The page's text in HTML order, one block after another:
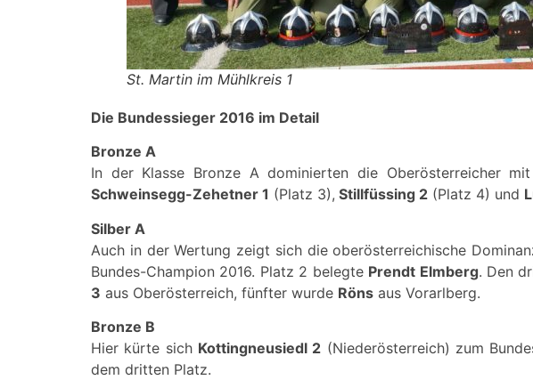
St. Martin im Mühlkreis 1
Die Bundessieger 2016 im Detail
Bronze A
In der Klasse Bronze A dominierten die Oberösterreicher
Schweinsegg-Zehetner 1 (Platz 3), Stillfüssing 2 (Platz 4) und
Silber A
Auch in der Wertung zeigt sich die oberösterreichische
Bundes-Champion 2016. Platz 2 belegte Prendt Elmberg. Den
3 aus Oberösterreich, fünfter wurde Röns aus Vorarlberg.
Bronze B
Hier kürte sich Kottingneusiedl 2 (Niederösterreich) zum
dem dritten Platz.